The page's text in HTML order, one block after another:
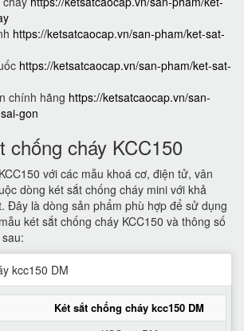
https://ketsatcaocap.vn/san-pham/ket-sat-
https://ketsatcaocap.vn/san-pham/ket-sat-
chính hãng https://ketsatcaocap.vn/san-
gon
chống cháy KCC150
với các mẫu khoá cơ, điện tử, vân
dòng két sắt chống cháy mini với khả
Đây là dòng sản phẩm phù hợp để sử dụng
két sắt chống cháy KCC150 và thông số
Két sắt chống cháy kcc150 DM